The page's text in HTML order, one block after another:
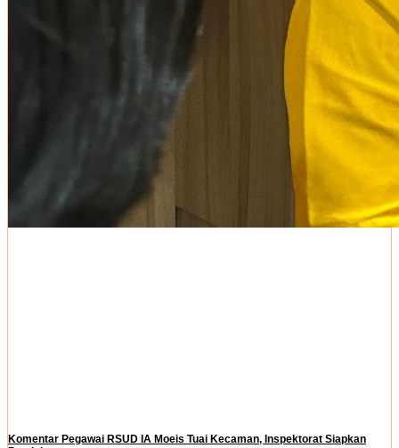
Komentar Pegawai RSUD IA Moeis Tuai Kecaman, Inspektorat Siapkan